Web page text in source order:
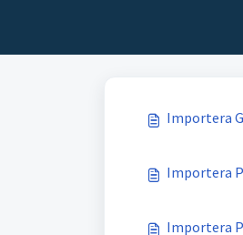
Importera
Importera
Importera